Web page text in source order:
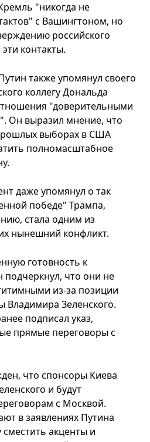
"никогда не
с Вашингтоном, но
российского
контакты.
также упомянул своего
коллегу Дональда
"доверительными
Он выразил мнение, что
выборах в США
полномасштабное
даже упомянул о так
победе" Трампа,
стала одним из
нынешний конфликт.
готовность к
подчеркнул, что они не
из-за позиции
Владимира Зеленского.
подписал указ,
прямые переговоры с
что спонсоры Киева
и будут
с Москвой.
в заявлениях Путина
акценты и